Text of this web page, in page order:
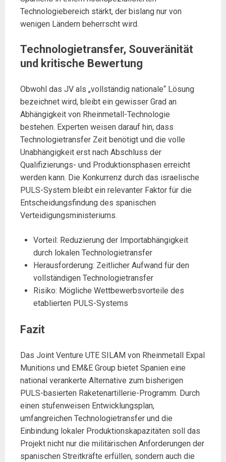
Technologiebereich stärkt, der bislang nur von
wenigen Ländern beherrscht wird.
Technologietransfer, Souveränität
und kritische Bewertung
Obwohl das JV als „vollständig nationale“ Lösung
bezeichnet wird, bleibt ein gewisser Grad an
Abhängigkeit von Rheinmetall-Technologie
bestehen. Experten weisen darauf hin, dass
Technologietransfer Zeit benötigt und die volle
Unabhängigkeit erst nach Abschluss der
Qualifizierungs- und Produktionsphasen erreicht
werden kann. Die Konkurrenz durch das israelische
PULS-System bleibt ein relevanter Faktor für die
Entscheidungsfindung des spanischen
Verteidigungsministeriums.
Vorteil: Reduzierung der Importabhängigkeit
durch lokalen Technologietransfer
Herausforderung: Zeitlicher Aufwand für den
vollständigen Technologietransfer
Risiko: Mögliche Wettbewerbsvorteile des
etablierten PULS-Systems
Fazit
Das Joint Venture UTE SILAM von Rheinmetall Expal
Munitions und EM&E Group bietet Spanien eine
national verankerte Alternative zum bisherigen
PULS-basierten Raketenartillerie-Programm. Durch
einen stufenweisen Entwicklungsplan,
umfangreichen Technologietransfer und die
Einbindung lokaler Produktionskapazitäten soll das
Projekt nicht nur die militärischen Anforderungen der
spanischen Streitkräfte erfüllen, sondern auch die